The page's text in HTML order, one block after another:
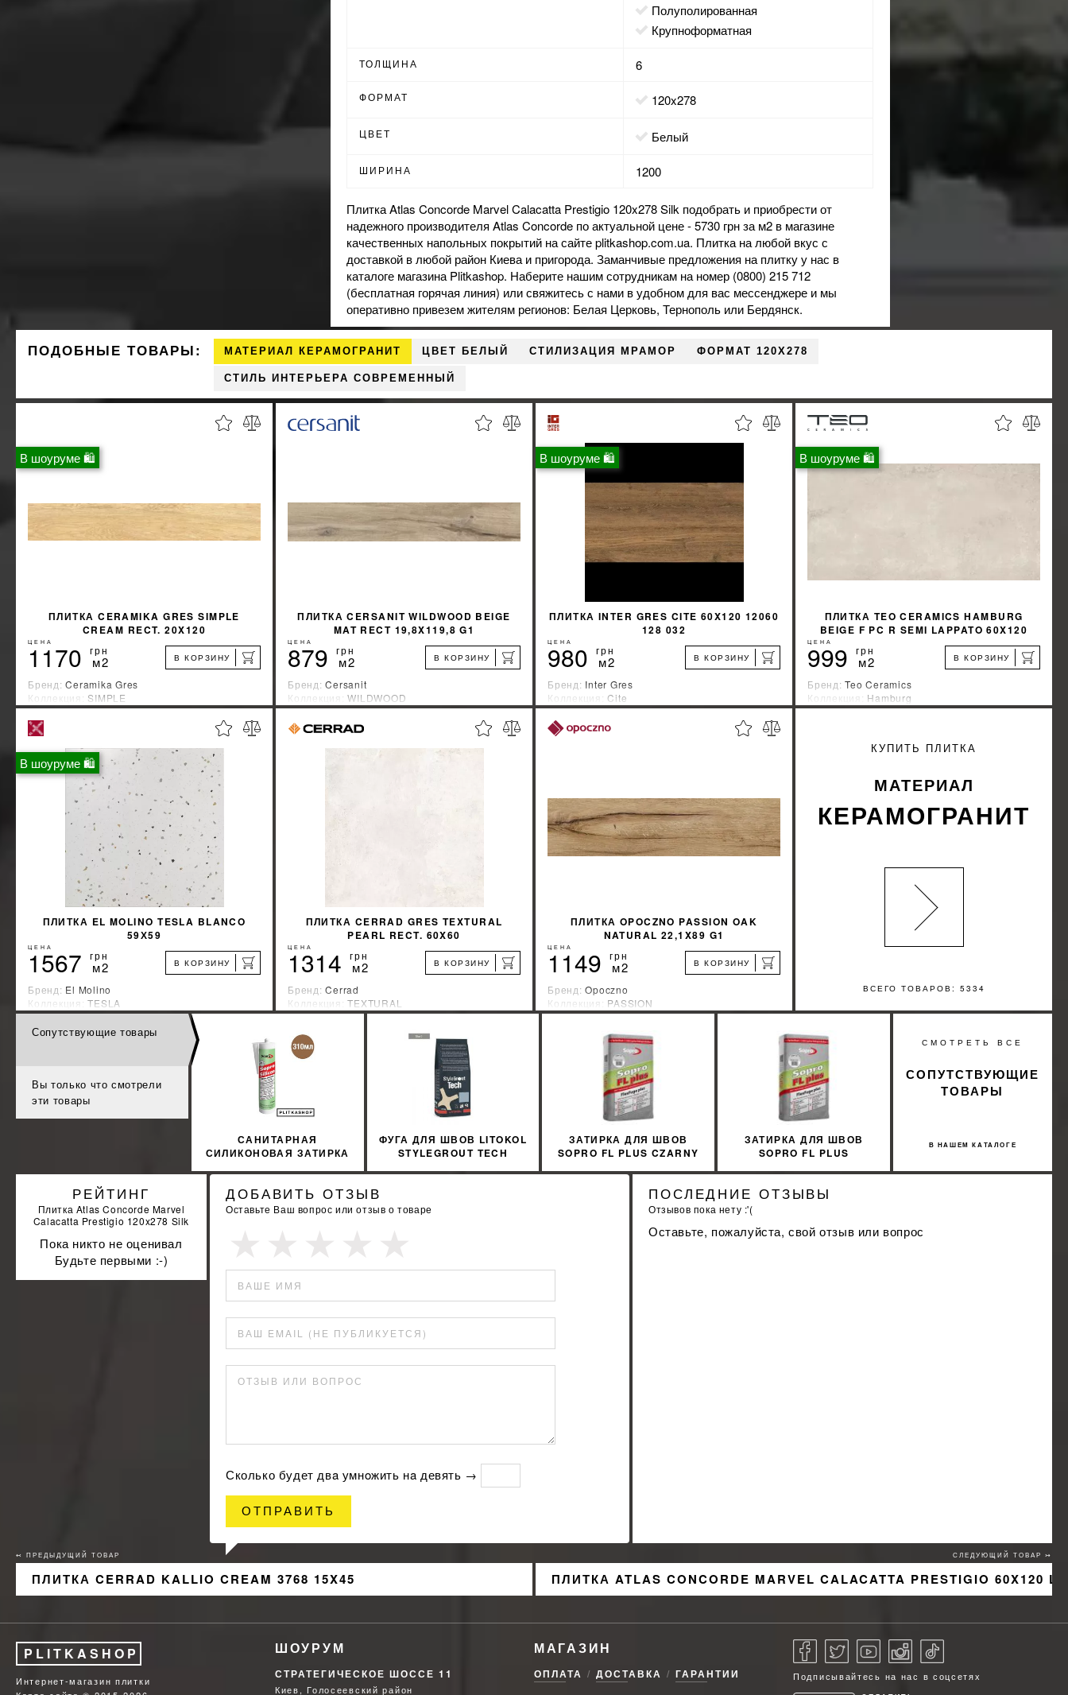
полуполированная
крупноформатная
ТОЛЩИНА 6
ФОРМАТ 120x278
ЦВЕТ белый
ШИРИНА 1200
Плитка Atlas Concorde Marvel Calacatta Prestigio 120x278 Silk подобрать и приобрести от
надежного производителя Atlas Concorde по актуальной цене - 5730 грн за м2 в магазине
качественных напольных покрытий на сайте plitkashop.com.ua. Плитка на любой вкус с
доставкой в любой район Киева и пригорода. Заманчивые предложения на плиткуу нас в
каталоге магазина Plitkashop. Наберите нашим сотрудникам на номер (0800) 215 712
(бесплатная горячая линия) или свяжитесь с нами в удобном для вас мессенджере и мы
оперативно привезем жителям регионов: Белая Церковь, Тернополь или Бердянск.
ПОДОБНЫЕ ТОВАРЫ: МАТЕРИАЛ КЕРАМОГРАНИТ ЦВЕТ БЕЛЫЙ СТИЛИЗАЦИЯ МРАМОР ФОРМАТ 120X278
СТИЛЬ ИНТЕРЬЕРА СОВРЕМЕННЫЙ
В шоуруме 🛍
ПЛИТКА CERAMIKA GRES SIMPLE
CREAM RECT. 20X120
ЦЕНА
1170 грн
м2 В КОРЗИНУ
Бренд:Ceramika Gres
Коллекция: SIMPLE
Страна-производитель:Польша
УЗНАТЬ СВОЮ СКИДКУ %
КУПИТЬ
ПЛИТКА CERSANIT WILDWOOD BEIGE
MAT RECT 19,8X119,8 G1
ЦЕНА
879 грн
м2 В КОРЗИНУ
Бренд:Cersanit
Коллекция:WILDWOOD
Страна-производитель:Украина
УЗНАТЬ СВОЮ СКИДКУ %
В шоуруме 🛍
ПЛИТКА INTER GRES CITE 60X120 12060
128 032
ЦЕНА
980 грн
м2 В КОРЗИНУ
Бренд: Inter Gres
Коллекция:Cite
Страна-производитель:Украина
УЗНАТЬ СВОЮ СКИДКУ %
В шоуруме 🛍
ПЛИТКА TEO CERAMICS HAMBURG
BEIGE F PC R SEMI LAPPATO 60X120
ЦЕНА
999 грн
м2 В КОРЗИНУ
Бренд:Teo Ceramics
Коллекция: Hamburg
Страна-производитель:Украина
В шоуруме 🛍
ПЛИТКА EL MOLINO TESLA BLANCO
59Х59
ЦЕНА
1567 грн
м2 В КОРЗИНУ
Бренд: El Molino
Коллекция:TESLA
Страна-производитель:Испания
УЗНАТЬ СВОЮ СКИДКУ %
КУПИТЬ
ПЛИТКА CERRAD GRES TEXTURAL
PEARL RECT. 60X60
ЦЕНА
1314 грн
м2 В КОРЗИНУ
Бренд:Cerrad
Коллекция:TEXTURAL
Страна-производитель:Польша
УЗНАТЬ СВОЮ СКИДКУ
ПЛИТКА OPOCZNO PASSION OAK
NATURAL 22,1X89 G1
ЦЕНА
1149 грн
м2 В КОРЗИНУ
Бренд:Opoczno
Коллекция: PASSION
Страна-производитель:Польша
УЗНАТЬ СВОЮ СКИДКУ
КУПИТЬ
ВСЕГО ТОВАРОВ: 5334
КУПИТЬ ПЛИТКА
МАТЕРИАЛ
КЕРАМОГРАНИТ
Сопутствующие товары
Вы только что смотрели
эти товары
САНИТАРНАЯ
СИЛИКОНОВАЯ ЗАТИРКА
ФУГА ДЛЯ ШВОВ LITOKOL
STYLEGROUT TECH
ЗАТИРКА ДЛЯ ШВОВ
SOPRO FL PLUS CZARNY
ЗАТИРКА ДЛЯ ШВОВ
SOPRO FL PLUS
СМОТРЕТЬ ВСЕ
В НАШЕМ КАТАЛОГЕ
СОПУТСТВУЮЩИЕ
ТОВАРЫ
РЕЙТИНГ
Плитка Atlas Concorde Marvel
Calacatta Prestigio 120x278 Silk
Пока никто не оценивал
Будьте первыми :-)
ДОБАВИТЬ ОТЗЫВ
Оставьте Ваш вопрос или отзыв о товаре
ВАШЕ ИМЯ
ВАШ EMAIL (НЕ ПУБЛИКУЕТСЯ)
ОТЗЫВ ИЛИ ВОПРОС
Сколько будет двa умнoжить нa девять →
ОТПРАВИТЬ
ПОСЛЕДНИЕ ОТЗЫВЫ
Отзывов пока нету :'(
Оставьте, пожалуйста, свой отзыв или вопрос
↢ ПРЕДЫДУЩИЙ ТОВАР
ПЛИТКА CERRAD KALLIO CREAM 3768 15X45
СЛЕДУЮЩИЙ ТОВАР ↣
ПЛИТКА ATLAS CONCORDE MARVEL CALACATTA PRESTIGIO 60X120
PLITKASHOP
Интернет-магазин плитки
ШОУРУМ
СТРАТЕГИЧЕСКОЕ ШОССЕ 11
Киев, Голосеевский район
МАГАЗИН
ОПЛАТА ДОСТАВКА ГАРАНТИИ Подписывайтесь на нас в соцсетях